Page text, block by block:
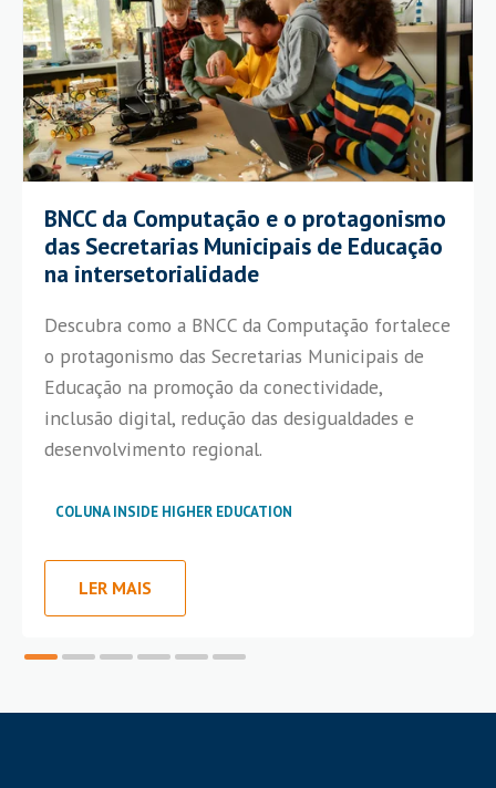
BNCC da Computação e o protagonismo
das Secretarias Municipais de Educação
na intersetorialidade
Descubra como a BNCC da Computação fortalece
o protagonismo das Secretarias Municipais de
Educação na promoção da conectividade,
inclusão digital, redução das desigualdades e
desenvolvimento regional.
COLUNA INSIDE HIGHER EDUCATION
LER MAIS